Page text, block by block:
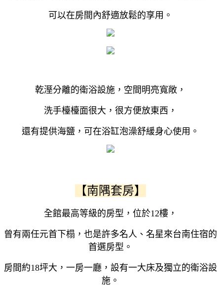
可以在房間內舒適放鬆的享用。
乾溼分離的衛浴設施，空間明亮寬敞，
洗手檯檯面很大，很方便放東西，
還有提供海鹽，可在浴缸泡澡舒緩身心使用。
【南隅套房】
全館最高等級的房型，位於12樓，
曾有兩任元首下榻，也是許多名人、名星來台南住宿的
首選房型。
房間約18坪大，一房一廳，設有一大床及獨立的衛浴設
施。